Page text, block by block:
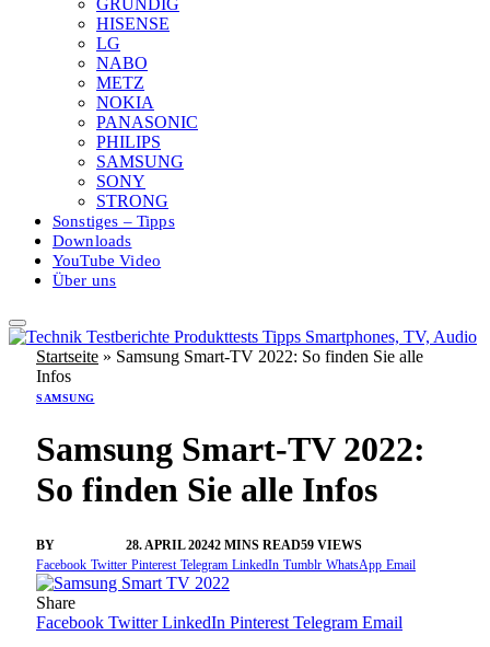
GRUNDIG
HISENSE
LG
NABO
METZ
NOKIA
PANASONIC
PHILIPS
SAMSUNG
SONY
STRONG
Sonstiges – Tipps
Downloads
YouTube Video
Über uns
Startseite » Samsung Smart-TV 2022: So finden Sie alle
Infos
SAMSUNG
Samsung Smart-TV 2022:
So finden Sie alle Infos
BY 28. APRIL 20242 MINS READ59 VIEWS
Facebook Twitter Pinterest Telegram LinkedIn Tumblr WhatsApp Email
Share
Facebook Twitter LinkedIn Pinterest Telegram Email